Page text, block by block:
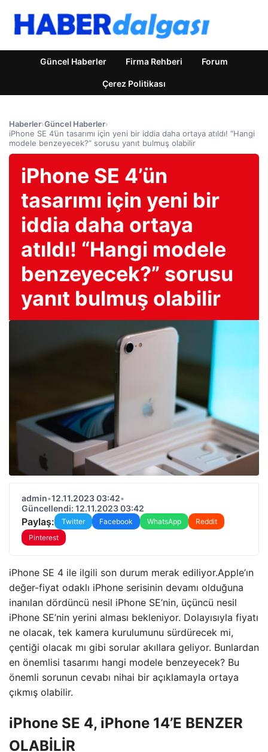
Güncel Haberler Firma Rehberi Forum
Çerez Politikası
Haberler›Güncel Haberler›
iPhone SE 4’ün tasarımı için yeni bir iddia daha ortaya atıldı! “Hangi
modele benzeyecek?” sorusu yanıt bulmuş olabilir
iPhone SE 4’ün
tasarımı için yeni bir
iddia daha ortaya
atıldı! “Hangi modele
benzeyecek?” sorusu
yanıt bulmuş olabilir
admin•12.11.2023 03:42•
Güncellendi: 12.11.2023 03:42
Paylaş: Twitter Facebook WhatsApp
Reddit
Pinterest
iPhone SE 4 ile ilgili son durum merak ediliyor.Apple’ın
değer-fiyat odaklı iPhone serisinin devamı olduğuna
inanılan dördüncü nesil iPhone SE’nin, üçüncü nesil
iPhone SE’nin yerini alması bekleniyor. Dolayısıyla fiyatı
ne olacak, tek kamera kurulumunu sürdürecek mi,
çentiği olacak mı gibi sorular akıllara geliyor. Bunlardan
en önemlisi tasarımı hangi modele benzeyecek? Bu
önemli sorunun cevabı nihai bir açıklamayla ortaya
çıkmış olabilir.
iPhone SE 4, iPhone 14’E BENZER
OLABİLİR